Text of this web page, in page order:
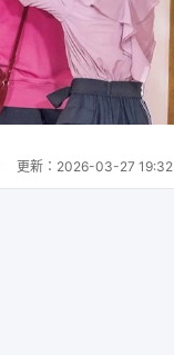
更新： 2026-03-27 19:32